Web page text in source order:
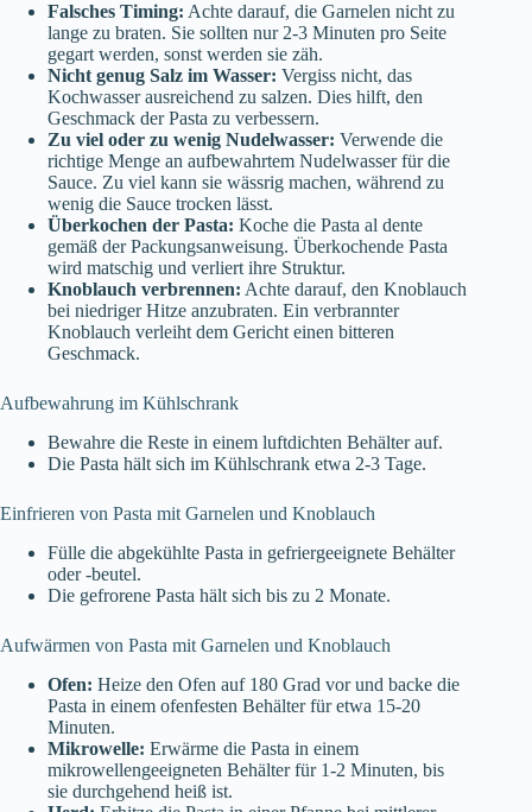
Falsches Timing: Achte darauf, die Garnelen nicht zu
lange zu braten. Sie sollten nur 2-3 Minuten pro Seite
gegart werden, sonst werden sie zäh.
Nicht genug Salz im Wasser: Vergiss nicht, das
Kochwasser ausreichend zu salzen. Dies hilft, den
Geschmack der Pasta zu verbessern.
Zu viel oder zu wenig Nudelwasser: Verwende die
richtige Menge an aufbewahrtem Nudelwasser für die
Sauce. Zu viel kann sie wässrig machen, während zu
wenig die Sauce trocken lässt.
Überkochen der Pasta: Koche die Pasta al dente
gemäß der Packungsanweisung. Überkochende Pasta
wird matschig und verliert ihre Struktur.
Knoblauch verbrennen: Achte darauf, den Knoblauch
bei niedriger Hitze anzubraten. Ein verbrannter
Knoblauch verleiht dem Gericht einen bitteren
Geschmack.
Aufbewahrung im Kühlschrank
Bewahre die Reste in einem luftdichten Behälter auf.
Die Pasta hält sich im Kühlschrank etwa 2-3 Tage.
Einfrieren von Pasta mit Garnelen und Knoblauch
Fülle die abgekühlte Pasta in gefriergeeignete Behälter
oder -beutel.
Die gefrorene Pasta hält sich bis zu 2 Monate.
Aufwärmen von Pasta mit Garnelen und Knoblauch
Ofen: Heize den Ofen auf 180 Grad vor und backe die
Pasta in einem ofenfesten Behälter für etwa 15-20
Minuten.
Mikrowelle: Erwärme die Pasta in einem
mikrowellengeeigneten Behälter für 1-2 Minuten, bis
sie durchgehend heiß ist.